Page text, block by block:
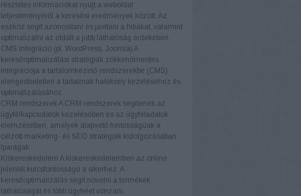
részletes információkat nyújt a weboldal
teljesítményéről a keresési eredmények között. Az
eszköz segít azonosítani és javítani a hibákat, valamint
optimalizálni az oldalt a jobb láthatóság érdekében.
CMS integráció (pl. WordPress, Joomla) A
keresőoptimalizálási stratégiák zökkenőmentes
integrációja a tartalomkezelő rendszerekbe (CMS)
elengedhetetlen a tartalmak hatékony kezeléséhez és
optimalizálásához.
CRM rendszerekA CRM rendszerek segítenek az
ügyfélkapcsolatok kezelésében és az ügyféladatok
elemzésében, amelyek alapvető fontosságúak a
célzott marketing- és SEO stratégiák kidolgozásában.
Iparágak
Kiskereskedelem A kiskereskedelemben az online
jelenlét kulcsfontosságú a sikerhez. A
keresőoptimalizálás segít növelni a termékek
láthatóságát és több ügyfelet vonzani.